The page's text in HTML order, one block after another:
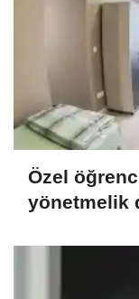
Özel
yönetmelik